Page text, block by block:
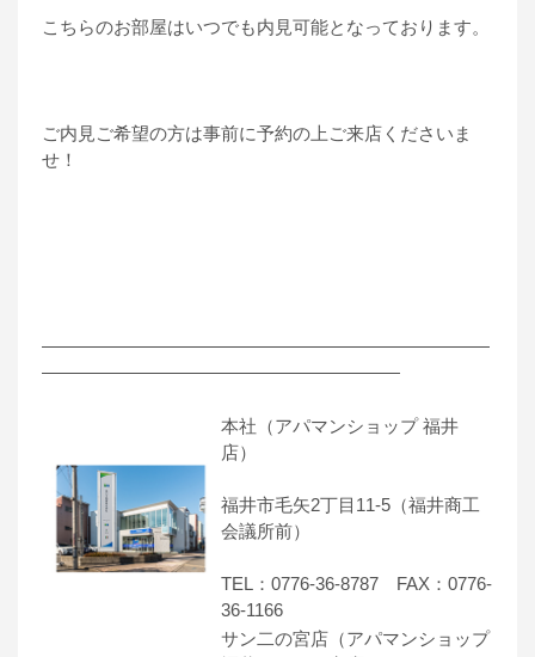
こちらのお部屋はいつでも内見可能となっております。
ご内見ご希望の方は事前に予約の上ご来店くださいま
せ！
―――――――――――――――――――――――――
――――――――――――――――――――
本社（アパマンショップ 福井
店）
福井市毛矢2丁目11-5（福井商工
会議所前）
TEL：0776-36-8787 FAX：0776-
36-1166
サン二の宮店（アパマンショップ